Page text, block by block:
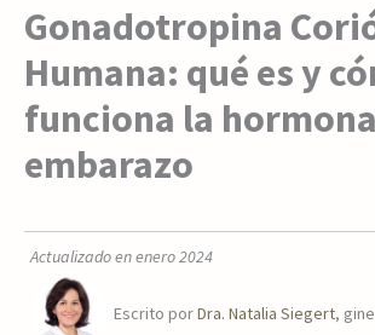
Gonadotropina
Humana: qué es y
funciona la
embarazo
Actualizado en enero 2024
Escrito porDra. Natalia Siegert,